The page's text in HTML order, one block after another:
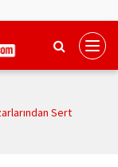
Sert